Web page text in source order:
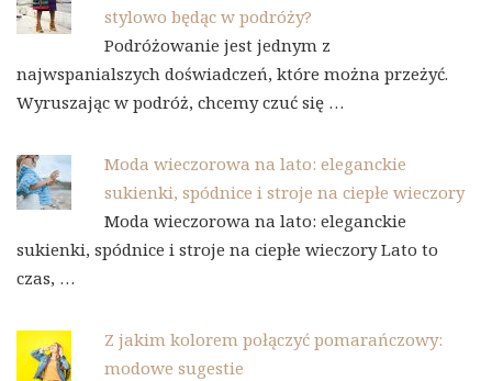
stylowo będąc w podróży?
Podróżowanie jest jednym z
najwspanialszych doświadczeń, które można przeżyć.
Wyruszając w podróż, chcemy czuć się …
Moda wieczorowa na lato: eleganckie
sukienki, spódnice i stroje na ciepłe wieczory
Moda wieczorowa na lato: eleganckie
sukienki, spódnice i stroje na ciepłe wieczory Lato to
czas, …
Z jakim kolorem połączyć pomarańczowy:
modowe sugestie